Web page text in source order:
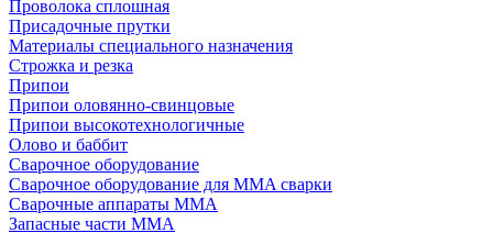
Проволока сплошная
Присадочные прутки
Материалы специального назначения
Строжка и резка
Припои
Припои оловянно-свинцовые
Припои высокотехнологичные
Олово и баббит
Сварочное оборудование
Сварочное оборудование для MMA сварки
Сварочные аппараты MMA
Запасные части MMA